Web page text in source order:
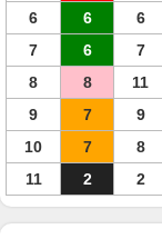
6
6 6
7
6 7
8
8 11
9
7 9
10
7 8
11
2 2